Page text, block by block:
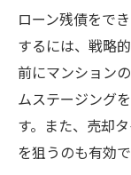
ローン残債をで
するには、戦略
前にマンション
ムステージング
す。また、売却
を狙うのも有効で